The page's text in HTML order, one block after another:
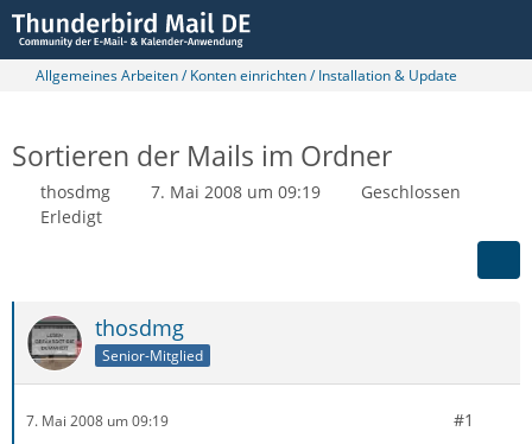
Allgemeines Arbeiten / Konten einrichten / Installation & Update
Sortieren der Mails im Ordner
thosdmg 7. Mai 2008 um 09:19
Geschlossen
Erledigt
thosdmg
Senior-Mitglied
7. Mai 2008 um 09:19 #1